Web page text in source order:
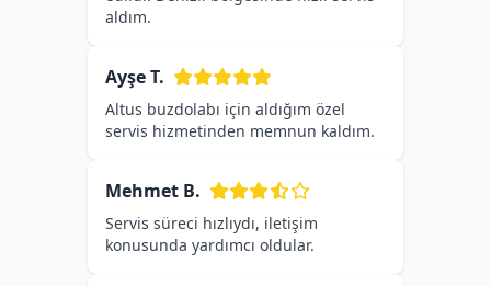
aldım.
Ayşe T.
Altus buzdolabı için aldığım özel
servis hizmetinden memnun kaldım.
Mehmet B.
Servis süreci hızlıydı, iletişim
konusunda yardımcı oldular.